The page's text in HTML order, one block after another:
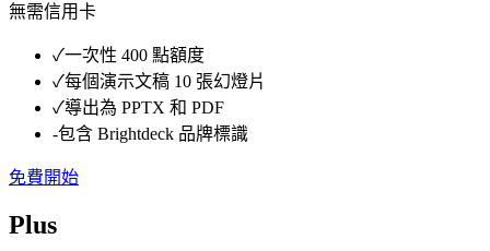
無需信用卡
✓一次性 400 點額度
✓每個演示文稿 10 張幻燈片
✓導出為 PPTX 和 PDF
-包含 Brightdeck 品牌標識
免費開始
Plus